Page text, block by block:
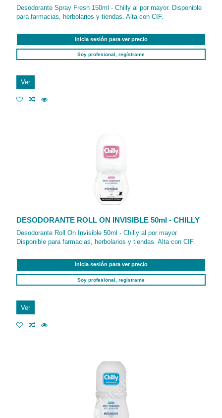
Desodorante Spray Fresh 150ml - Chilly al por mayor. Disponible
para farmacias, herbolarios y tiendas. Alta con CIF.
Inicia sesión para ver precio
Soy profesional, regístrame
Ver
DESODORANTE ROLL ON INVISIBLE 50ml - CHILLY
Desodorante Roll On Invisible 50ml - Chilly al por mayor.
Disponible para farmacias, herbolarios y tiendas. Alta con CIF.
Inicia sesión para ver precio
Soy profesional, regístrame
Ver